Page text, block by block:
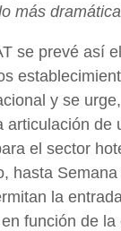
más
se prevé así
y se
articulación de
el sector
hasta
la
función de la